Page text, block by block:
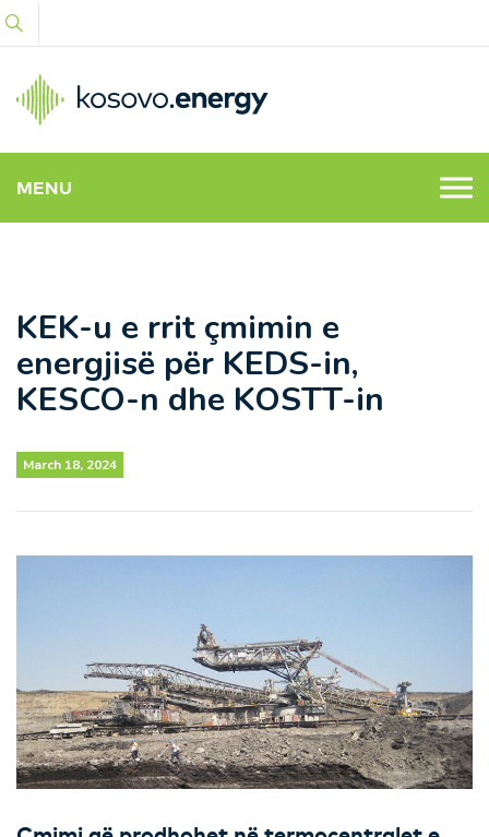
MENU
KEK-u e rrit çmimin e
energjisë për KEDS-in,
KESCO-n dhe KOSTT-in
March 18, 2024